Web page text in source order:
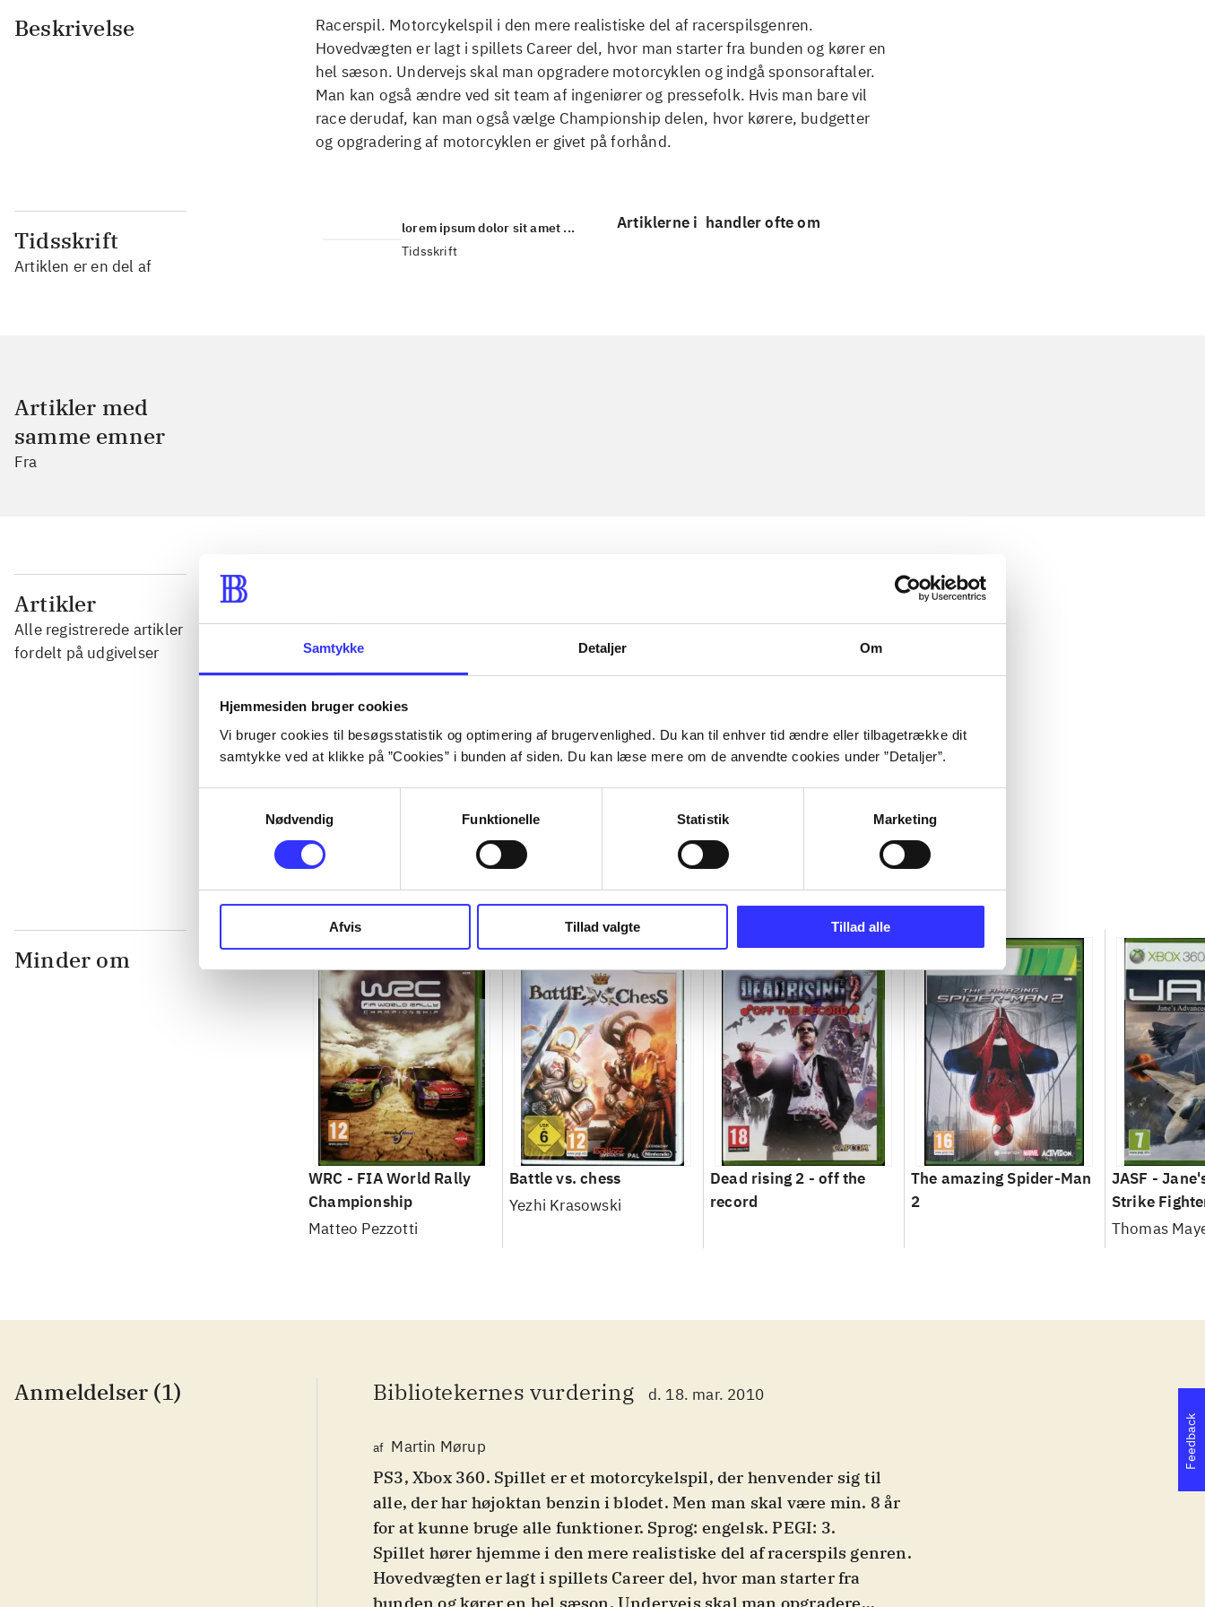
Samtykke Detaljer Om
Hjemmesiden bruger cookies
Vi bruger cookies til besøgsstatistik og optimering af brugervenlighed. Du kan til enhver tid ændre eller tilbagetrække dit
samtykke ved at klikke på ”Cookies” i bunden af siden. Du kan læse mere om de anvendte cookies under ”Detaljer”.
Nødvendig
Funktionelle Statistik Marketing
Afvis Tillad valgte Tillad alle
Beskrivelse
Racerspil. Motorcykelspil i den mere realistiske del af racerspilsgenren.
Hovedvægten er lagt i spillets Career del, hvor man starter fra bunden og kører en
hel sæson. Undervejs skal man opgradere motorcyklen og indgå sponsoraftaler.
Man kan også ændre ved sit team af ingeniører og pressefolk. Hvis man bare vil
race derudaf, kan man også vælge Championship delen, hvor kørere, budgetter
og opgradering af motorcyklen er givet på forhånd.
Tidsskrift
Artiklen er en del af
lorem ipsum dolor sit amet ...
Tidsskrift
Artiklerne i handler ofte om
Artikler med
samme emner
Fra
Artikler
Alle registrerede artikler
fordelt på udgivelser
...
...
...
...
Minder om
WRC - FIA World Rally
Championship
Matteo Pezzotti
Battle vs. chess
Yezhi Krasowski
Dead rising 2 - off the
record
The amazing Spider-Man
2
JASF -
Strike
Thomas
Anmeldelser (1) Bibliotekernes vurdering d. 18. mar. 2010
af Martin Mørup
PS3, Xbox 360. Spillet er et motorcykelspil, der henvender sig til
alle, der har højoktan benzin i blodet. Men man skal være min. 8 år
for at kunne bruge alle funktioner. Sprog: engelsk. PEGI: 3.
Spillet hører hjemme i den mere realistiske del af racerspils genren.
Hovedvægten er lagt i spillets Career del, hvor man starter fra
Feedback